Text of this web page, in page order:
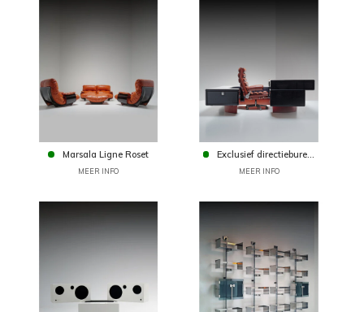
Marsala Ligne Roset
MEER INFO
Exclusief directiebure...
MEER INFO